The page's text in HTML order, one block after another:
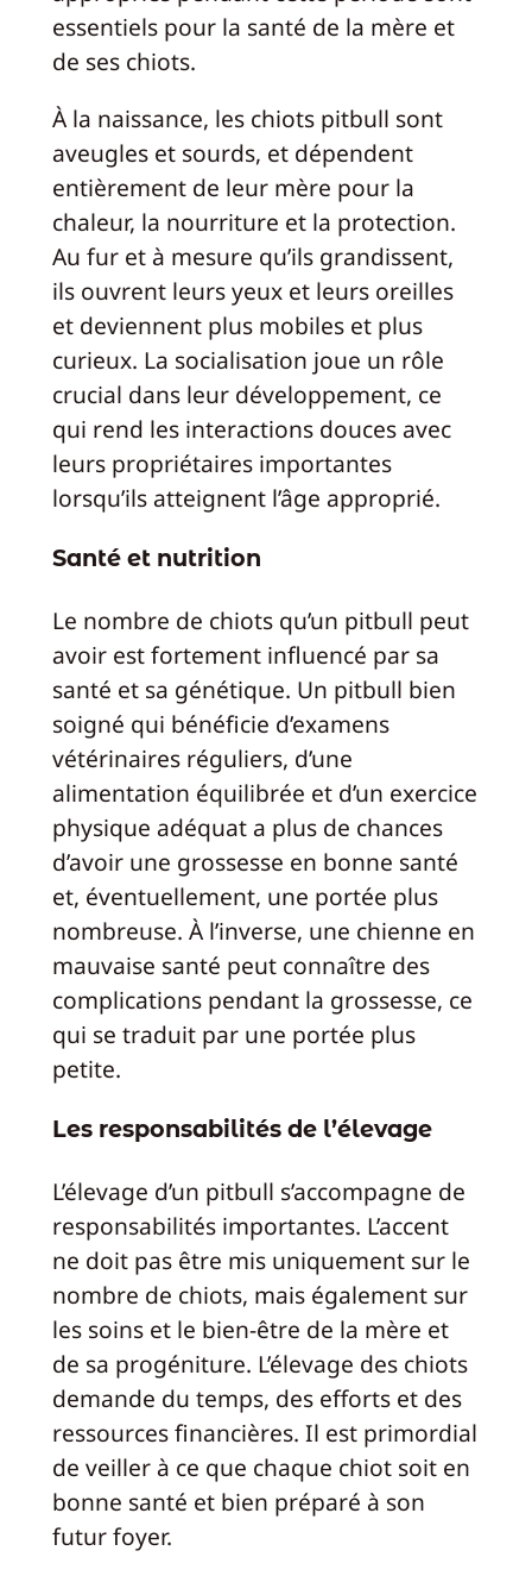
essentiels pour la santé de la mère et
de ses chiots.
À la naissance, les chiots pitbull sont
aveugles et sourds, et dépendent
entièrement de leur mère pour la
chaleur, la nourriture et la protection.
Au fur et à mesure qu’ils grandissent,
ils ouvrent leurs yeux et leurs oreilles
et deviennent plus mobiles et plus
curieux. La socialisation joue un rôle
crucial dans leur développement, ce
qui rend les interactions douces avec
leurs propriétaires importantes
lorsqu’ils atteignent l’âge approprié.
Santé et nutrition
Le nombre de chiots qu’un pitbull peut
avoir est fortement influencé par sa
santé et sa génétique. Un pitbull bien
soigné qui bénéficie d’examens
vétérinaires réguliers, d’une
alimentation équilibrée et d’un exercice
physique adéquat a plus de chances
d’avoir une grossesse en bonne santé
et, éventuellement, une portée plus
nombreuse. À l’inverse, une chienne en
mauvaise santé peut connaître des
complications pendant la grossesse, ce
qui se traduit par une portée plus
petite.
Les responsabilités de l’élevage
L’élevage d’un pitbull s’accompagne de
responsabilités importantes. L’accent
ne doit pas être mis uniquement sur le
nombre de chiots, mais également sur
les soins et le bien-être de la mère et
de sa progéniture. L’élevage des chiots
demande du temps, des efforts et des
ressources financières. Il est primordial
de veiller à ce que chaque chiot soit en
bonne santé et bien préparé à son
futur foyer.